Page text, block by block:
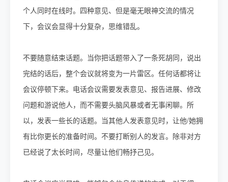
个人同时在线时。四种意见、但是毫无眼神交流的情况
下，会议会显得十分复杂，思维错乱。
不要随意结束话题。当你把话题带入了一条死胡同，说出
完结的话后，整个会议就将变为一片雷区。任何话都将让
会议停顿下来。电话会议需要发表意见、报告进展、修改
问题和游说他人，而不需要头脑风暴或者无事闲聊。所
以，发表一些长的话题。当其他人发表意见时，让他/她拥
有比你更长的准备时间。不要打断别人的发言。除非对方
已经说了太长时间，尽量让他们畅抒己见。